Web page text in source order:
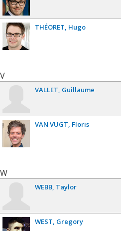
THÉORET Hugo
V
VALLET Guillaume
VAN VUGT Floris
W
WEBB Taylor
WEST Gregory